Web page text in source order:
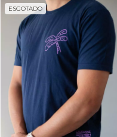
ESGOTADO